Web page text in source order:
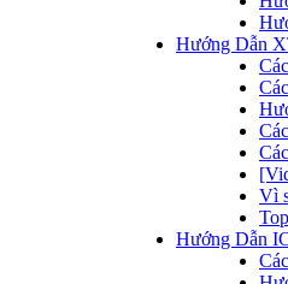
Hướng Dẫn
Vì
Hướng Dẫn